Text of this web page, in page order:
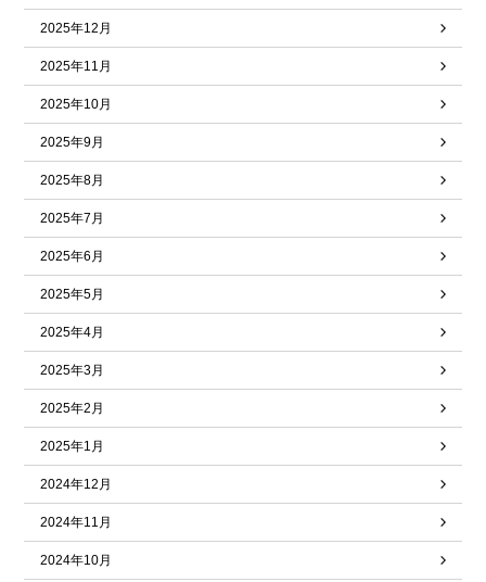
2025年12月
2025年11月
2025年10月
2025年9月
2025年8月
2025年7月
2025年6月
2025年5月
2025年4月
2025年3月
2025年2月
2025年1月
2024年12月
2024年11月
2024年10月